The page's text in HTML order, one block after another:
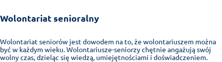
Wolontariat senioralny
Wolontariat seniorów jest dowodem na to, że wolontariuszem można
być w każdym wieku. Wolontariusze-seniorzy chętnie angażują swój
wolny czas, dzieląc się wiedzą, umiejętnościami i doświadczeniem.